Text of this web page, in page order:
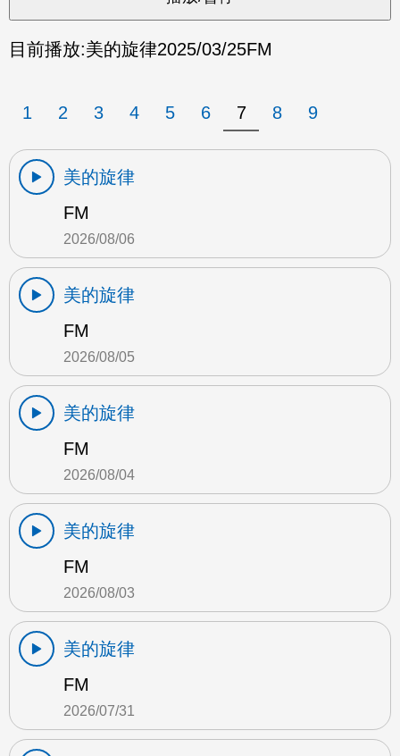
目前播放:美的旋律2025/03/25FM
1 2 3 4 5 6 7 8 9
美的旋律
FM
2026/08/06
美的旋律
FM
2026/08/05
美的旋律
FM
2026/08/04
美的旋律
FM
2026/08/03
美的旋律
FM
2026/07/31